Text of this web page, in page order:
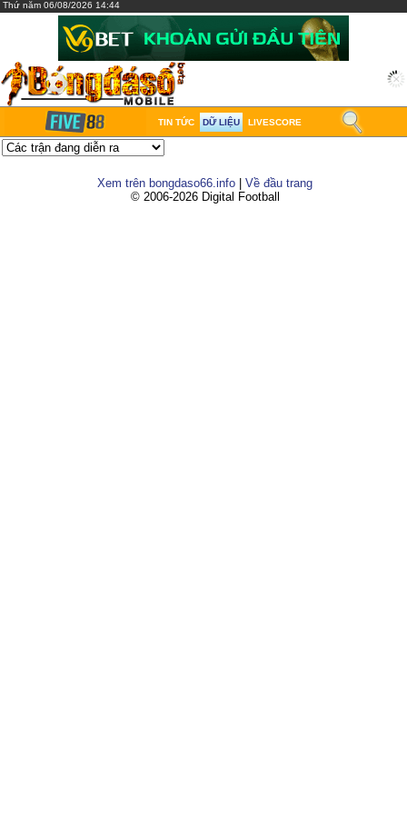
Thứ năm 06/08/2026 14:44
TIN TỨC DỮ LIỆU LIVESCORE
Xem trên bongdaso66.info
Về đầu trang
© 2006-2026 Digital Football